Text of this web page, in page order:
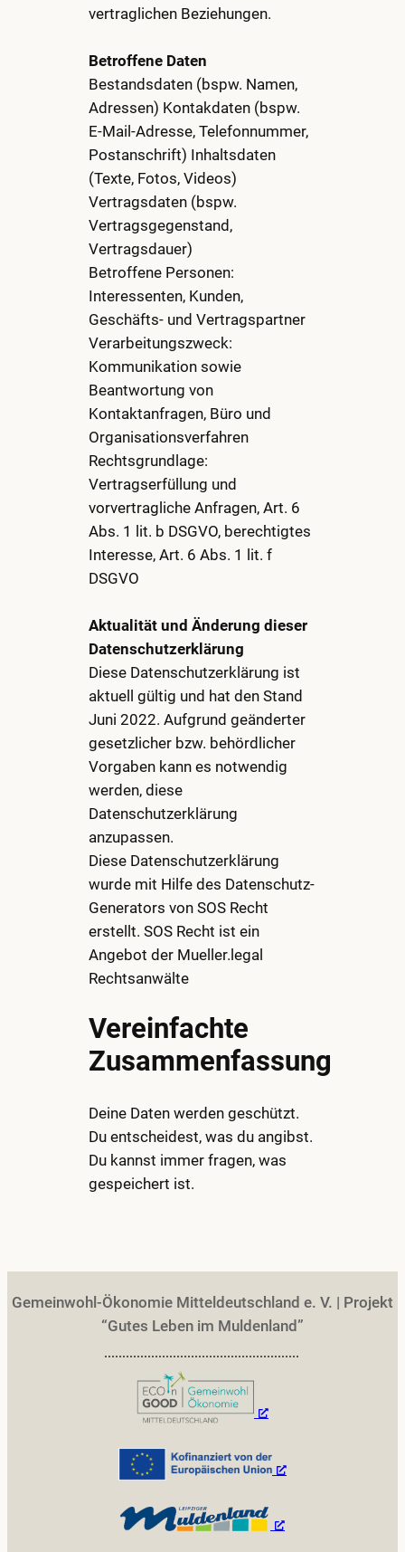
vertraglichen Beziehungen.
Betroffene Daten
Bestandsdaten (bspw. Namen,
Adressen) Kontakdaten (bspw.
E-Mail-Adresse, Telefonnummer,
Postanschrift) Inhaltsdaten
(Texte, Fotos, Videos)
Vertragsdaten (bspw.
Vertragsgegenstand,
Vertragsdauer)
Betroffene Personen:
Interessenten, Kunden,
Geschäfts- und Vertragspartner
Verarbeitungszweck:
Kommunikation sowie
Beantwortung von
Kontaktanfragen, Büro und
Organisationsverfahren
Rechtsgrundlage:
Vertragserfüllung und
vorvertragliche Anfragen, Art. 6
Abs. 1 lit. b DSGVO, berechtigtes
Interesse, Art. 6 Abs. 1 lit. f
DSGVO
Aktualität und Änderung dieser
Datenschutzerklärung
Diese Datenschutzerklärung ist
aktuell gültig und hat den Stand
Juni 2022. Aufgrund geänderter
gesetzlicher bzw. behördlicher
Vorgaben kann es notwendig
werden, diese
Datenschutzerklärung
anzupassen.
Diese Datenschutzerklärung
wurde mit Hilfe des Datenschutz-
Generators von SOS Recht
erstellt. SOS Recht ist ein
Angebot der Mueller.legal
Rechtsanwälte
Vereinfachte
Zusammenfassung
Deine Daten werden geschützt.
Du entscheidest, was du angibst.
Du kannst immer fragen, was
gespeichert ist.
Gemeinwohl-Ökonomie Mitteldeutschland e. V. | Projekt
“Gutes Leben im Muldenland”